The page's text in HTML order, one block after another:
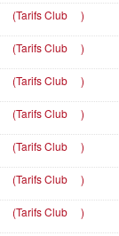
(Tarifs Club )
(Tarifs Club )
(Tarifs Club )
(Tarifs Club )
(Tarifs Club )
(Tarifs Club )
(Tarifs Club )